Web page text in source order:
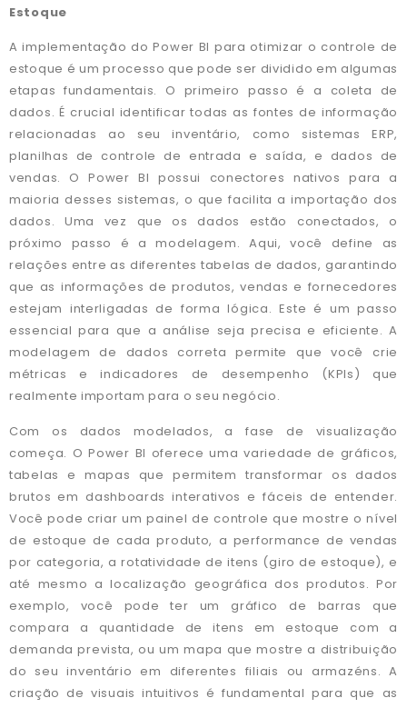
Estoque
A implementação do Power BI para otimizar o controle de
estoque é um processo que pode ser dividido em algumas
etapas fundamentais. O primeiro passo é a coleta de
dados. É crucial identificar todas as fontes de informação
relacionadas ao seu inventário, como sistemas ERP,
planilhas de controle de entrada e saída, e dados de
vendas. O Power BI possui conectores nativos para a
maioria desses sistemas, o que facilita a importação dos
dados. Uma vez que os dados estão conectados, o
próximo passo é a modelagem. Aqui, você define as
relações entre as diferentes tabelas de dados, garantindo
que as informações de produtos, vendas e fornecedores
estejam interligadas de forma lógica. Este é um passo
essencial para que a análise seja precisa e eficiente. A
modelagem de dados correta permite que você crie
métricas e indicadores de desempenho (KPIs) que
realmente importam para o seu negócio.
Com os dados modelados, a fase de visualização
começa. O Power BI oferece uma variedade de gráficos,
tabelas e mapas que permitem transformar os dados
brutos em dashboards interativos e fáceis de entender.
Você pode criar um painel de controle que mostre o nível
de estoque de cada produto, a performance de vendas
por categoria, a rotatividade de itens (giro de estoque), e
até mesmo a localização geográfica dos produtos. Por
exemplo, você pode ter um gráfico de barras que
compara a quantidade de itens em estoque com a
demanda prevista, ou um mapa que mostre a distribuição
do seu inventário em diferentes filiais ou armazéns. A
criação de visuais intuitivos é fundamental para que as